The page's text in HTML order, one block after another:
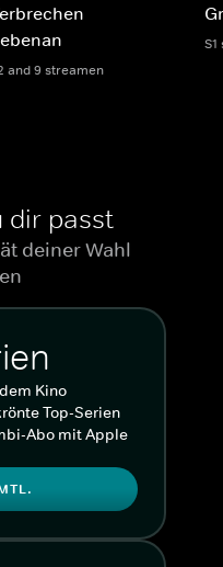
and 9 streamen
dir passt
deiner Wahl
Kino
Top-Serien
Abo mit Apple